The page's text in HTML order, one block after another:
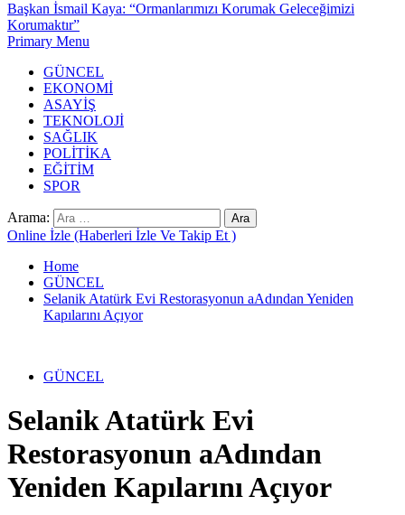
Başkan İsmail Kaya: “Ormanlarımızı Korumak Geleceğimizi
Korumaktır”
Primary Menu
GÜNCEL
EKONOMİ
ASAYİŞ
TEKNOLOJİ
SAĞLIK
POLİTİKA
EĞİTİM
SPOR
Arama:
Online İzle (Haberleri İzle Ve Takip Et )
Home
GÜNCEL
Selanik Atatürk Evi Restorasyonun aAdından Yeniden
Kapılarını Açıyor
GÜNCEL
Selanik Atatürk Evi
Restorasyonun aAdından
Yeniden Kapılarını Açıyor